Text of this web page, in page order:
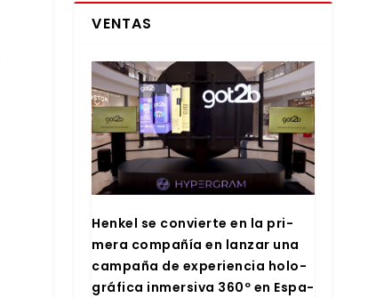
VENTAS
Hen­kel se con­vier­te en la pri­
me­ra com­pa­ñía en lan­zar una
cam­pa­ña de expe­rien­cia holo­
grá­fi­ca inmer­si­va 360º en Espa­